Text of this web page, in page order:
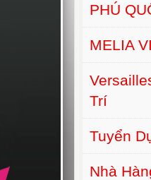
PHÚ
MELIA
Trí
Tuyển
Nhà